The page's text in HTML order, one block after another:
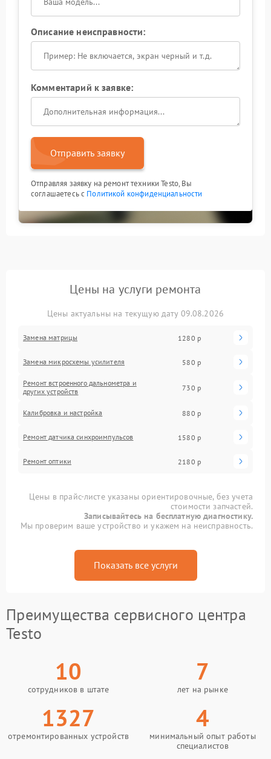
Описание неисправности:
Комментарий к заявке:
Отправить заявку
Отправляя заявку на ремонт техники Testo, Вы
соглашаетесь с Политикой конфиденциальности
Цены на услуги ремонта
Цены актуальны на текущую дату 09.08.2026
Замена матрицы 1280 р
Замена микросхемы усилителя 580 р
Ремонт встроенного дальнометра и
других устройств
730 р
Калибровка и настройка 880 р
Ремонт датчика синхроимпульсов 1580 р
Ремонт оптики 2180 р
Цены в прайс-листе указаны ориентировочные, без учета
стоимости запчастей.
Записывайтесь на бесплатную диагностику.
Мы проверим ваше устройство и укажем на неисправность.
Показать все услуги
Преимущества сервисного центра
Testo
10
сотрудников в штате
7
лет на рынке
1327
отремонтированных устройств
4
минимальный опыт работы
специалистов